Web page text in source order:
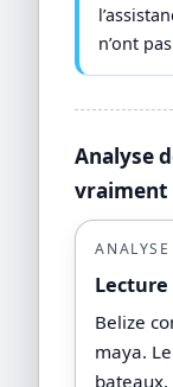
n’ont
Analyse
vraiment
ANALYSE
Belize
maya.